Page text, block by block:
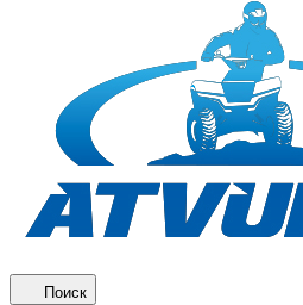
Поиск